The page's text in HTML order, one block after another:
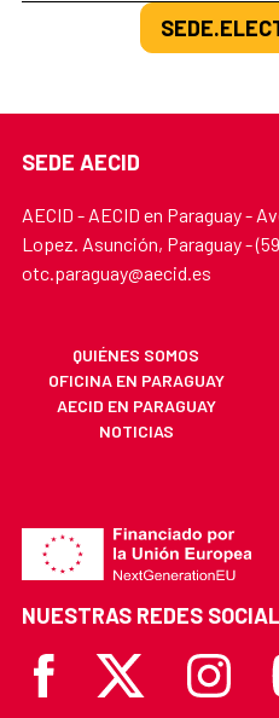
SEDE AECID
AECID - AECID en Paraguay -
Lopez. Asunción, Paraguay -
otc.paraguay@aecid.es
QUIÉNES SOMOS
OFICINA EN PARAGUAY
AECID EN PARAGUAY
NOTICIAS
NUESTRAS REDES
Facebook
X Instagram